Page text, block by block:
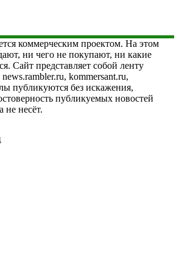
коммерческим проектом. На этом
ни чего не покупают, ни какие
Сайт представляет собой ленту
kommersant.ru,
публикуются без искажения,
публикуемых новостей
не несёт.